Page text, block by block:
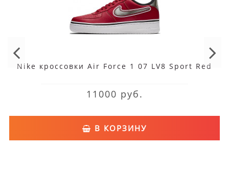
Nike кроссовки Air Force 1 07 LV8 Sport Red
11000 руб.
В КОРЗИНУ